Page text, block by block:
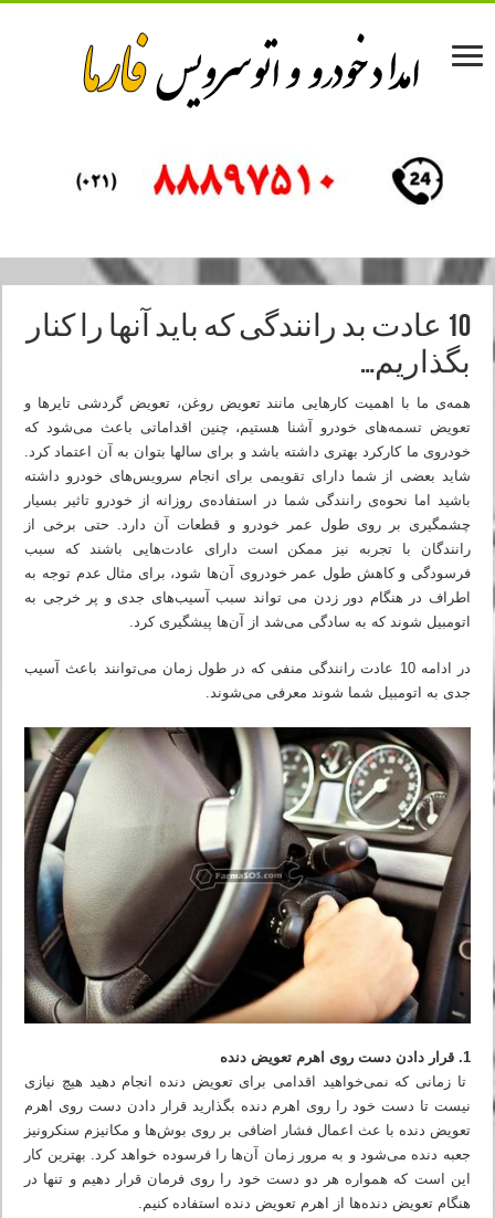
10 عادت بد رانندگی که باید آنها را کنار
بگذاریم…
همه‌ی ما با اهمیت کارهایی مانند تعویض روغن، تعویض گردشی تایرها و
تعویض تسمه‌های خودرو آشنا هستیم، چنین اقداماتی باعث می‌شود که
خودروی ما کارکرد بهتری داشته باشد و برای سالها بتوان به آن اعتماد کرد.
شاید بعضی از شما دارای تقویمی برای انجام سرویس‌های خودرو داشته
باشید اما نحوه‌ی رانندگی شما در استفاده‌ی روزانه از خودرو تاثیر بسیار
چشمگیری بر روی طول عمر خودرو و قطعات آن دارد. حتی برخی از
رانندگان با تجربه نیز ممکن است دارای عادت‌هایی باشند که سبب
فرسودگی و کاهش طول عمر خودروی آن‌ها شود، برای مثال عدم توجه به
اطراف در هنگام دور زدن می تواند سبب آسیب‌های جدی و پر خرجی به
اتومبیل شوند که به سادگی می‌شد از آ‌ن‌ها پیشگیری کرد.
در ادامه 10 عادت رانندگی منفی که در طول زمان می‌توانند باعث آسیب
جدی به اتومبیل شما شوند معرفی می‌شوند.
1. قرار دادن دست روی اهرم تعویض دنده
تا زمانی که نمی‌خواهید اقدامی برای تعویض دنده انجام دهید هیچ نیازی
نیست تا دست خود را روی اهرم دنده بگذارید قرار دادن دست روی اهرم
تعویض دنده با عث اعمال فشار اضافی بر روی بوش‌ها و مکانیزم سنکرونیز
جعبه دنده می‌شود و به مرور زمان آن‌ها را فرسوده خواهد کرد. بهترین کار
این است که همواره هر دو دست خود را روی فرمان قرار دهیم و تنها در
هنگام تعویض دنده‌ها از اهرم تعویض دنده استفاده کنیم.